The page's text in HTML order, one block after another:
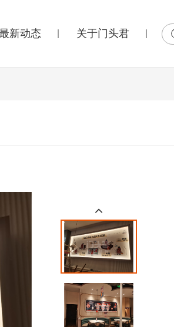
新动态 关于门头君